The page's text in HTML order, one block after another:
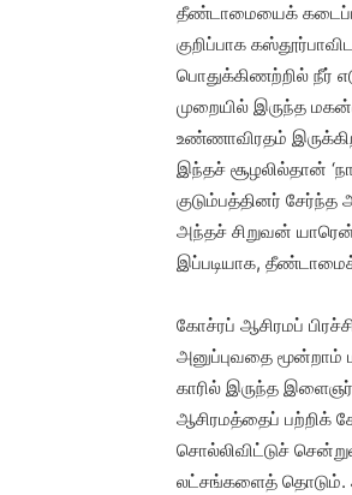
தீண்டாமையைக்
குறிப்பாக
பொதுக்கிணற்றில் நீர்
முறையில் இருந்த
உண்ணாவிரதம்
இந்தச் சூழலில்தான்
குடும்பத்தினர்
அந்தச் சிறுவன்
இப்படியாக,
கோச்ரப் ஆசிரமப்
அனுப்புவதை மூன்றாம்
காரில் இருந்த
ஆசிரமத்தைப் பற்றிக்
சொல்லிவிட்டுச்
லட்சங்களைத் தொடும்.